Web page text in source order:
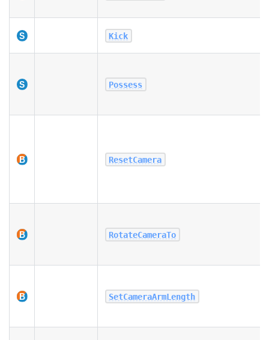
Kick
Possess
ResetCamera
RotateCameraTo
SetCameraArmLength